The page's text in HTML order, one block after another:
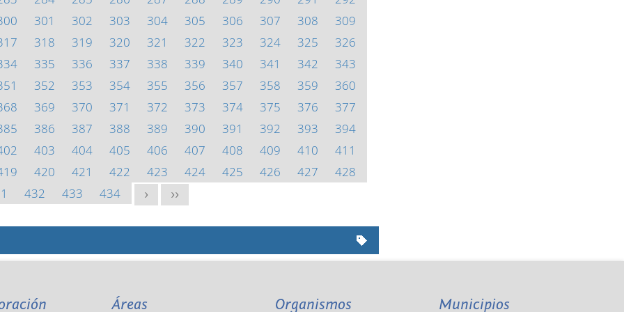
301 302 303 304 305 306 307 308
309
318 319 320 321 322 323 324 325
326
335 336 337 338 339 340 341 342
343
352 353 354 355 356 357 358 359
360
369 370 371 372 373 374 375 376
377
386 387 388 389 390 391 392 393
394
403 404 405 406 407 408 409 410
411
420 421 422 423 424 425 426 427
428
432 433 434 > >>
Áreas Organismos Municipios